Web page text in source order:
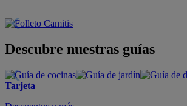
Descubre nuestras guías
Tarjeta